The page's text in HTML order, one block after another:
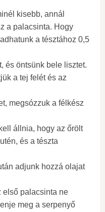
kisebb, annál
a palacsinta. Hogy
a tésztához 0,5
és öntsünk bele lisztet.
a tej felét és az
megsózzuk a félkész
állnia, hogy az őrölt
és a tészta
adjunk hozzá olajat
első palacsinta ne
meg a serpenyő